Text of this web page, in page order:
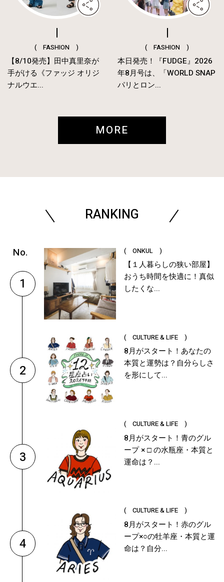
( FASHION )
【8/10発売】田中真里奈が
手がける《ファッジ オリジ
ナルウエ...
( FASHION )
本日発売！『FUDGE』2026
年8月号は、「WORLD SNAP
パリとロン...
MORE
RANKING
1
( ONKUL )
【１人暮らしの狭い部屋】
おうち時間を快適に！真似
したくな...
2
( CULTURE & LIFE )
8月がスタート！あなたの
本質と運勢は？自分らしさ
を形にして...
3
( CULTURE & LIFE )
8月がスタート！青のグル
ープ × □ の水瓶座・本質と
運命は？...
4
( CULTURE & LIFE )
8月がスタート！赤のグル
ープ×○の牡羊座・本質と運
命は？自分...